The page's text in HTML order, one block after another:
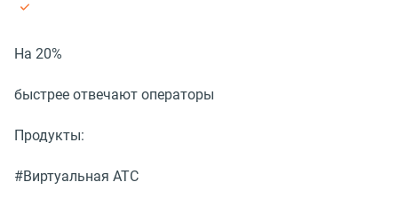
На 20%
быстрее отвечают операторы
Продукты:
#Виртуальная АТС